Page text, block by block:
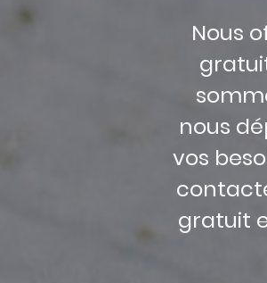
Nous
nous
vos
gratuit